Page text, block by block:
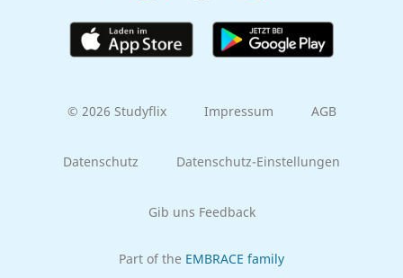
© 2026 Studyflix Impressum AGB
Datenschutz Datenschutz-Einstellungen
Gib uns Feedback
Part of the EMBRACE family